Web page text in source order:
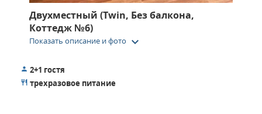
Двухместный (Twin, Без балкона,
Коттедж №6)
Показать описание и фото keyboard_arrow_down
2+1 гостя
трехразовое питание